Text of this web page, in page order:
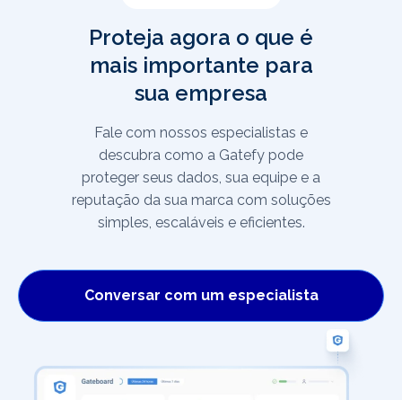
Proteja agora o que é
mais importante para
sua empresa
Fale com nossos especialistas e
descubra como a Gatefy pode
proteger seus dados, sua equipe e a
reputação da sua marca com soluções
simples, escaláveis e eficientes.
Conversar com um especialista